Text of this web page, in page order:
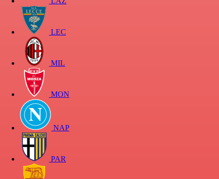
LEC
MIL
MON
NAP
PAR